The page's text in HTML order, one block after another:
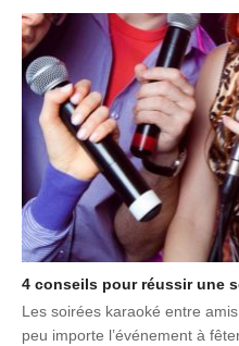
4 conseils pour réussir une
Les soirées karaoké entre
peu importe l’événement à